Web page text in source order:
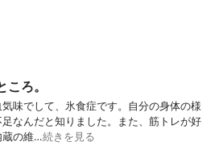
ろ。
味でして、氷食症です。自分の身体の様
なんだと知りました。また、筋トレが好
蔵の維…続きを見る